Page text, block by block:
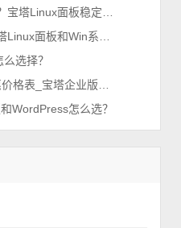
选择？
WordPress怎么选？